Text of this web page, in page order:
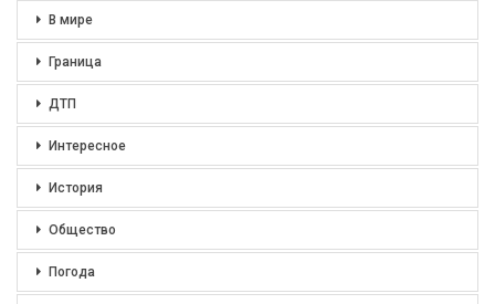
В мире
Граница
ДТП
Интересное
История
Общество
Погода